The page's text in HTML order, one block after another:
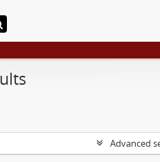
Advanced